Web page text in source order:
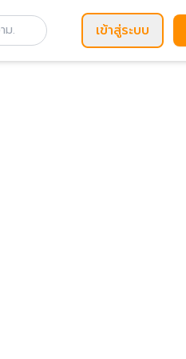
เข้าสู่ระบบ